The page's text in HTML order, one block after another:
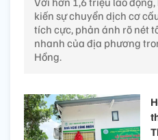
kiến sự chuyển dịch cơ
tích cực, phản ánh rõ nét
nhanh của địa phương
Hồng.